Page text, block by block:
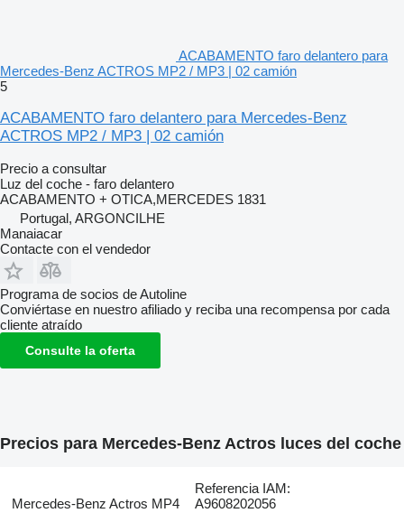
ACABAMENTO faro delantero para
Mercedes-Benz ACTROS MP2 / MP3 | 02 camión
5
ACABAMENTO faro delantero para Mercedes-Benz
ACTROS MP2 / MP3 | 02 camión
Precio a consultar
Luz del coche - faro delantero
ACABAMENTO + OTICA,MERCEDES 1831
Portugal, ARGONCILHE
Manaiacar
Contacte con el vendedor
Programa de socios de Autoline
Conviértase en nuestro afiliado y reciba una recompensa por cada
cliente atraído
Consulte la oferta
Precios para Mercedes-Benz Actros luces del coche
Mercedes-Benz Actros MP4
Referencia IAM:
A9608202056